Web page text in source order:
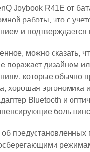
Joybook R41E от
работы, что с
и подтверждается
можно сказать,
поражает дизайном
которые обычно
хорошая
Bluetooth и